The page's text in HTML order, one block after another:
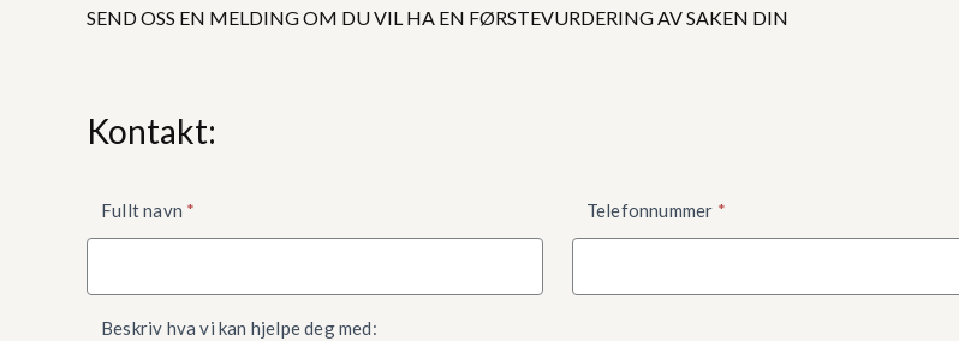
SEND OSS EN MELDING OM DU VIL HA EN FØRSTEVURDERING AV SAKEN DIN
Kontakt:
nede
Fullt navn * Telefonnummer *
Beskriv hva vi kan hjelpe deg med: